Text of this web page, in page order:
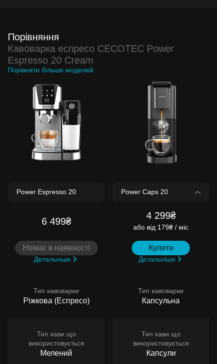
Порівняння
Кавоварка еспресо CECOTEC Power
Espresso 20 Cream
Порівняти більше моделей
6 499₴
Немає в наявності
Детальніше
Тип кавоварки
Ріжкова (Еспресо)
Тип кави що
використовується
Мелений
4 299₴
або від 179₴ / міс
Купити
Детальніше
Тип кавоварки
Капсульна
Тип кави що
використовується
Капсули